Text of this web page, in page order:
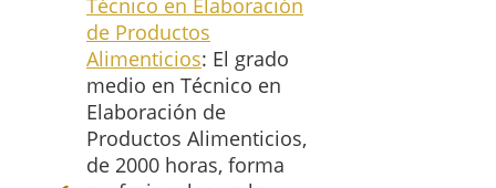
Técnico en Elaboración
de Productos
Alimenticios: El grado
medio en Técnico en
Elaboración de
Productos Alimenticios,
de 2000 horas, forma